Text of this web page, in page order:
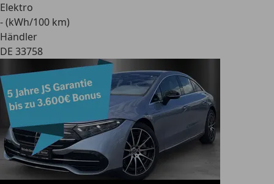
Elektro
- (kWh/100 km)
Händler
DE 33758